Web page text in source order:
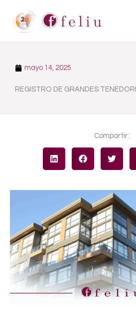
contenido
mayo 14, 2025
REGISTRO DE GRANDES
Compartir: